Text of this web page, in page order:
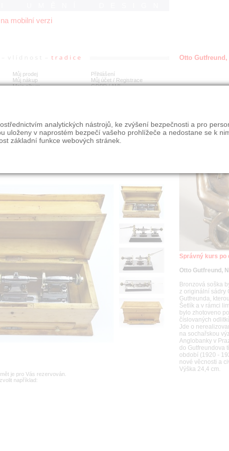
mobilní verzi
Můj prodej
Můj nákup
Moje album
Přihlášení
Můj účet / Registrace
GDPR/AML
je pro Vás rezervován.
například:
Otto
Správný kurs po
Otto Gutfreund,
Bronzová soška
z originální sádry
Gutfreunda,
Šetlík a v rámci
bylo zhotoveno
číslovaných
Jde o
na sochařskou
Anglobanky v
do Gutfreundova
období (1920 -
nové věcnosti a
Výška 24,4 cm.
analytických nástrojů, ke zvýšení bezpečnosti a pro
v naprostém bezpečí vašeho prohlížeče a nedostane se k
základní funkce webových stránek.